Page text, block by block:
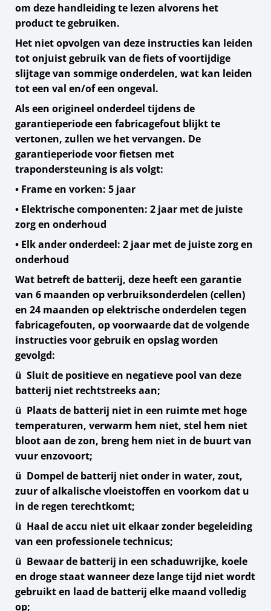
om deze handleiding te lezen alvorens het
product te gebruiken.
Het niet opvolgen van deze instructies kan leiden
tot onjuist gebruik van de fiets of voortijdige
slijtage van sommige onderdelen, wat kan leiden
tot een val en/of een ongeval.
Als een origineel onderdeel tijdens de
garantieperiode een fabricagefout blijkt te
vertonen, zullen we het vervangen. De
garantieperiode voor fietsen met
trapondersteuning is als volgt:
• Frame en vorken: 5 jaar
• Elektrische componenten: 2 jaar met de juiste
zorg en onderhoud
• Elk ander onderdeel: 2 jaar met de juiste zorg en
onderhoud
Wat betreft de batterij, deze heeft een garantie
van 6 maanden op verbruiksonderdelen (cellen)
en 24 maanden op elektrische onderdelen tegen
fabricagefouten, op voorwaarde dat de volgende
instructies voor gebruik en opslag worden
gevolgd:
ü Sluit de positieve en negatieve pool van deze
batterij niet rechtstreeks aan;
ü Plaats de batterij niet in een ruimte met hoge
temperaturen, verwarm hem niet, stel hem niet
bloot aan de zon, breng hem niet in de buurt van
vuur enzovoort;
ü Dompel de batterij niet onder in water, zout,
zuur of alkalische vloeistoffen en voorkom dat u
in de regen terechtkomt;
ü Haal de accu niet uit elkaar zonder begeleiding
van een professionele technicus;
ü Bewaar de batterij in een schaduwrijke, koele
en droge staat wanneer deze lange tijd niet wordt
gebruikt en laad de batterij elke maand volledig
op;